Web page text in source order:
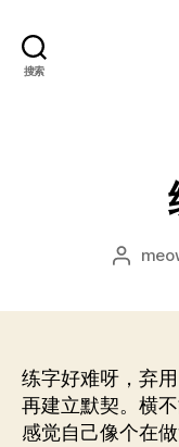
搜索
文
练字好难呀，弃
再建立默契。横
感觉自己像个在做